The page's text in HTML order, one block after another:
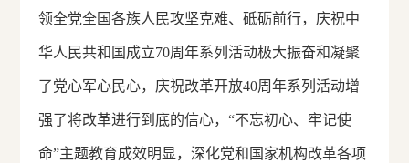
领全党全国各族人民攻坚克难、砥砺前行，庆祝中
华人民共和国成立70周年系列活动极大振奋和凝聚
了党心军心民心，庆祝改革开放40周年系列活动增
强了将改革进行到底的信心，“不忘初心、牢记使
命”主题教育成效明显，深化党和国家机构改革各项